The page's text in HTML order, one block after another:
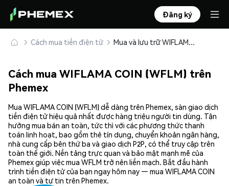
Đăng ký
Cách mua tiền điện tử Mua và lưu trữ WIFLAMA COIN (WFLM) an toàn
Cách mua WIFLAMA COIN (WFLM) trên
Phemex
Mua WIFLAMA COIN (WFLM) dễ dàng trên Phemex, sàn giao dịch
tiền điện tử hiệu quả nhất được hàng triệu người tin dùng. Tận
hưởng mua bán an toàn, tức thì với các phương thức thanh
toán linh hoạt, bao gồm thẻ tín dụng, chuyển khoản ngân hàng,
nhà cung cấp bên thứ ba và giao dịch P2P, có thể truy cập trên
toàn thế giới. Nền tảng trực quan và bảo mật mạnh mẽ của
Phemex giúp việc mua WFLM trở nên liền mạch. Bắt đầu hành
trình tiền điện tử của bạn ngay hôm nay — mua WIFLAMA COIN
an toàn và tự tin trên Phemex.